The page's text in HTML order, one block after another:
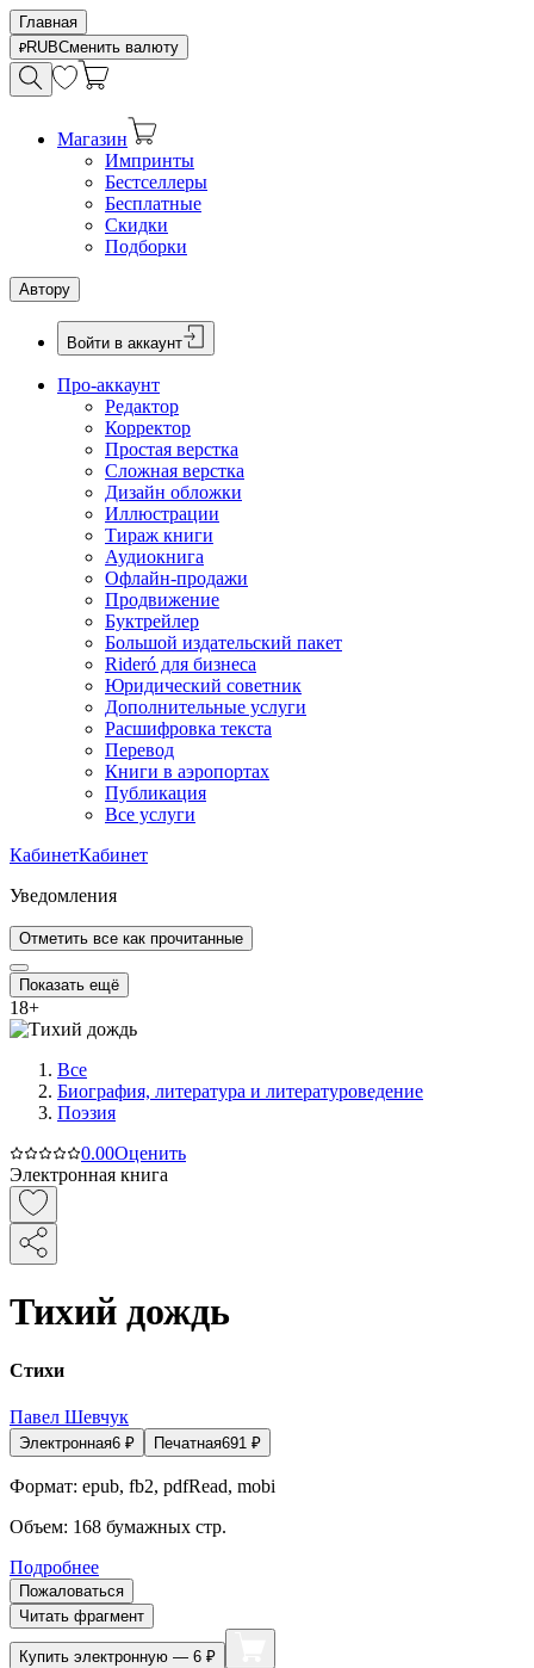
Главная
RUBСменить валюту
Магазин
Импринты
Бестселлеры
Бесплатные
Скидки
Подборки
Автору
Войти в аккаунт
Про-аккаунт
Редактор
Корректор
Простая верстка
Сложная верстка
Дизайн обложки
Иллюстрации
Тираж книги
Аудиокнига
Офлайн-продажи
Продвижение
Буктрейлер
Большой издательский пакет
Rideró для бизнеса
Юридический советник
Дополнительные услуги
Расшифровка текста
Перевод
Книги в аэропортах
Публикация
Все услуги
КабинетКабинет
Уведомления
Отметить все как прочитанные
Показать ещё
18+
Все
Биография, литература и литературоведение
Поэзия
0.00Оценить
Электронная книга
Тихий дождь
Стихи
Павел Шевчук
Электронная6 ₽ Печатная691 ₽
Формат: epub, fb2, pdfRead, mobi
Объем: 168 бумажных стр.
Подробнее
Пожаловаться
Читать фрагмент
Купить электронную — 6 ₽